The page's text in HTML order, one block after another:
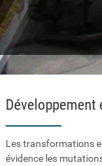
Les transformations
évidence les